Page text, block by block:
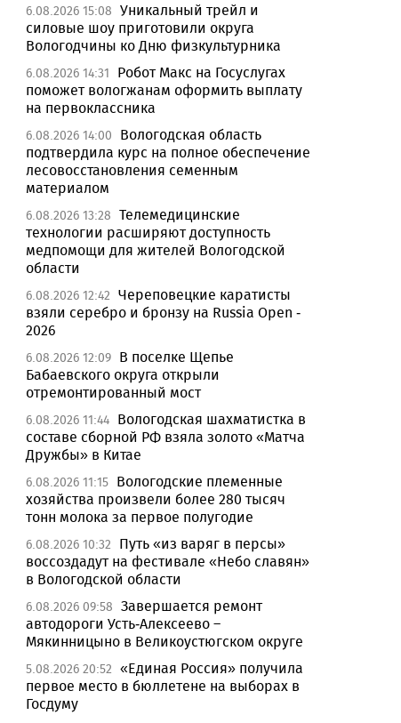
6.08.2026 15:08 Уникальный трейл и
силовые шоу приготовили округа
Вологодчины ко Дню физкультурника
6.08.2026 14:31
Робот Макс на Госуслугах
поможет вологжанам оформить выплату
на первоклассника
6.08.2026 14:00
Вологодская область
подтвердила курс на полное обеспечение
лесовосстановления семенным
материалом
6.08.2026 13:28 Телемедицинские
технологии расширяют доступность
медпомощи для жителей Вологодской
области
6.08.2026 12:42 Череповецкие каратисты
взяли серебро и бронзу на Russia Open -
2026
6.08.2026 12:09 В поселке Щепье
Бабаевского округа открыли
отремонтированный мост
6.08.2026 11:44 Вологодская шахматистка в
составе сборной РФ взяла золото «Матча
Дружбы» в Китае
6.08.2026 11:15 Вологодские племенные
хозяйства произвели более 280 тысяч
тонн молока за первое полугодие
6.08.2026 10:32
Путь «из варяг в персы»
воссоздадут на фестивале «Небо славян»
в Вологодской области
6.08.2026 09:58 Завершается ремонт
автодороги Усть-Алексеево –
Мякинницыно в Великоустюгском округе
5.08.2026 20:52 «Единая Россия» получила
первое место в бюллетене на выборах в
Госдуму